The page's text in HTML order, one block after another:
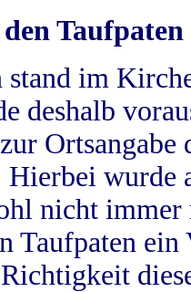
Taufpaten
stand im
deshalb
Hierbei wurde
nicht
Taufpaten